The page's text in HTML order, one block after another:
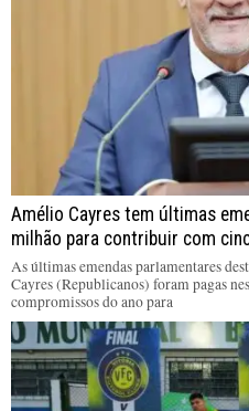
Amélio Cayres tem últimas
milhão para contribuir com
As últimas emendas parlamentares
Cayres (Republicanos) foram pagas
compromissos do ano para